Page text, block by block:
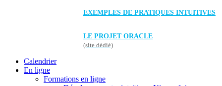
EXEMPLES DE PRATIQUES INTUITIVES
LE PROJET ORACLE
(site dédié)
Calendrier
En ligne
Formations en ligne